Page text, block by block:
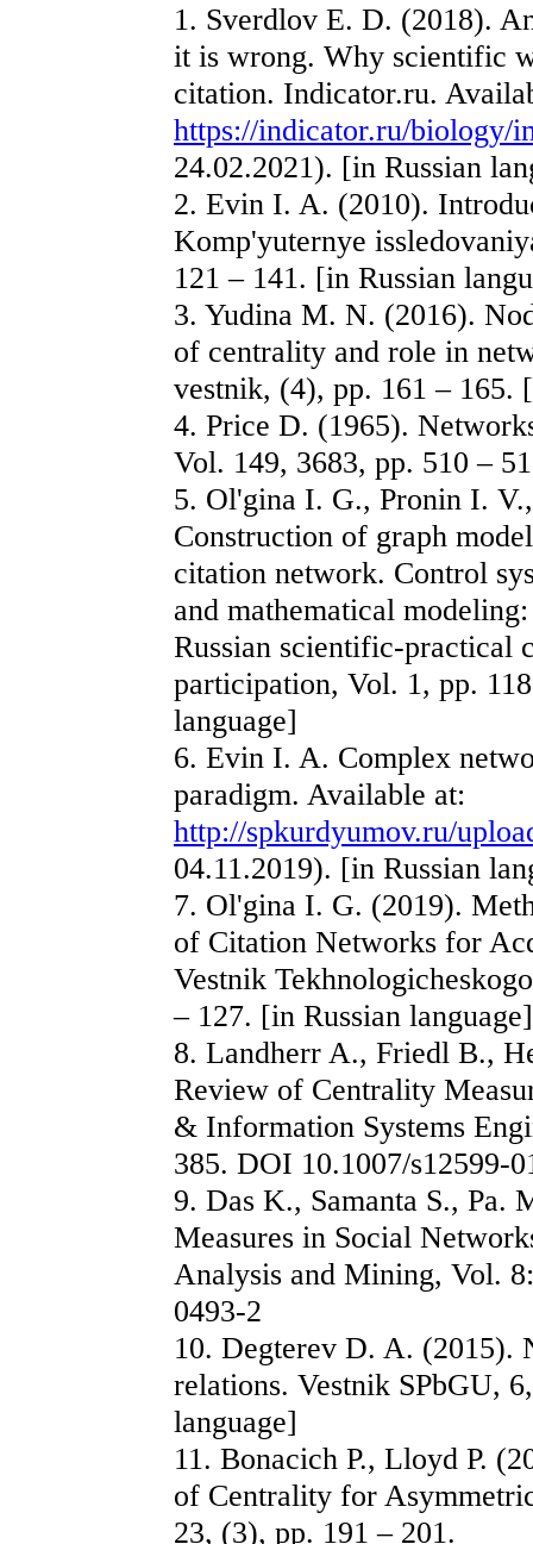
1. Sverdlov E. D. (2018).
it is wrong. Why scientific
citation. Indicator.ru.
https://indicator.ru/biology/
24.02.2021). [in Russian
2. Evin I. A. (2010).
Komp'yuternye
121 – 141. [in Russian
3. Yudina M. N. (2016).
of centrality and role in
vestnik, (4), pp. 161 – 165.
4. Price D. (1965).
Vol. 149, 3683, pp. 510 –
5. Ol'gina I. G., Pronin I.
Construction of graph
citation network. Control
and mathematical
Russian scientific-practical
participation, Vol. 1, pp.
language]
6. Evin I. A. Complex
paradigm. Available at:
http://spkurdyumov.ru/
04.11.2019). [in Russian
7. Ol'gina I. G. (2019).
of Citation Networks for
Vestnik
– 127. [in Russian language]
8. Landherr A., Friedl B.,
Review of Centrality
& Information Systems
385. DOI 10.1007/s12599-
9. Das K., Samanta S., Pa.
Measures in Social
Analysis and Mining, Vol.
0493-2
10. Degterev D. A. (2015).
relations. Vestnik SPbGU,
language]
11. Bonacich P., Lloyd P.
of Centrality for
23, (3), pр. 191 – 201.